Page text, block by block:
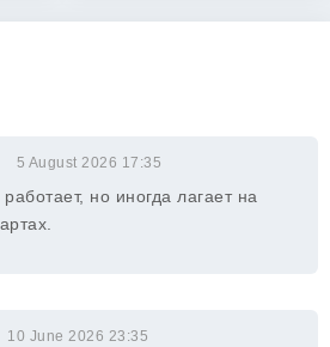
5 August 2026 17:35
но иногда лагает на
10 June 2026 23:35